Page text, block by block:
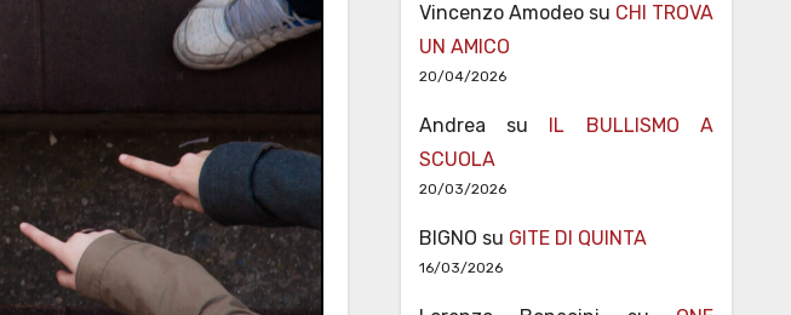
Vincenzo Amodeosu CHI TROVA
UN AMICO
20/04/2026
Andrea su
IL BULLISMO A
SCUOLA
20/03/2026
BIGNO su GITE DI QUINTA
16/03/2026